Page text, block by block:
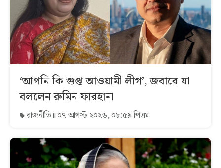
‘আপনি কি গুপ্ত আওয়ামী লীগ’, জবাবে যা
বললেন রুমিন ফারহানা
রাজনীতি ০৭ আগস্ট ২০২৬, ০৮:৫৯ পিএম